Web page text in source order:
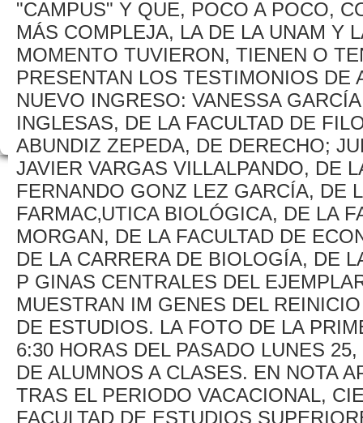
"CAMPUS" Y QUE, POCO A POCO,
MÁS COMPLEJA, LA DE LA UNAM Y
MOMENTO TUVIERON, TIENEN O
PRESENTAN LOS TESTIMONIOS DE
NUEVO INGRESO: VANESSA
INGLESAS, DE LA FACULTAD DE
ABUNDIZ ZEPEDA, DE DERECHO;
JAVIER VARGAS VILLALPANDO, DE
FERNANDO GONZ LEZ GARCÍA, DE
FARMAC‚UTICA BIOLÓGICA, DE LA
MORGAN, DE LA FACULTAD DE
DE LA CARRERA DE BIOLOGÍA, DE
P GINAS CENTRALES DEL
MUESTRAN IM GENES DEL
DE ESTUDIOS. LA FOTO DE LA
6:30 HORAS DEL PASADO LUNES
DE ALUMNOS A CLASES. EN NOTA
TRAS EL PERIODO VACACIONAL,
FACULTAD DE ESTUDIOS